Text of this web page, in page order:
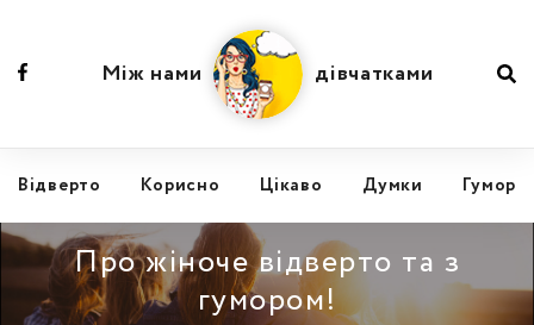
Відвертo Корисно Цікаво Думки Гумор
Між нами дівчатками
Про жіноче відверто та з
гумором!